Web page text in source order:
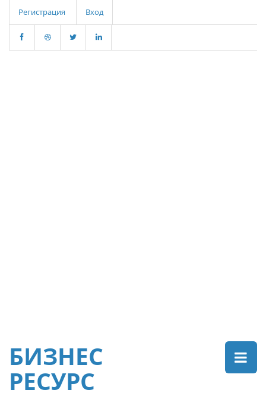
Регистрация Вход
БИЗНЕС
РЕСУРС